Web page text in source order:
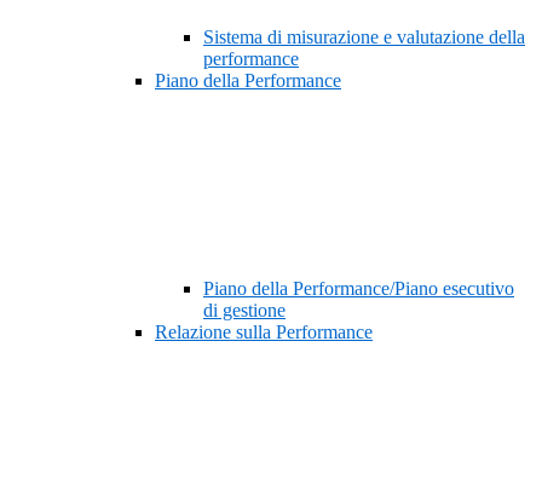
Sistema di misurazione e valutazione della
performance
Piano della Performance
Piano della Performance/Piano esecutivo
di gestione
Relazione sulla Performance